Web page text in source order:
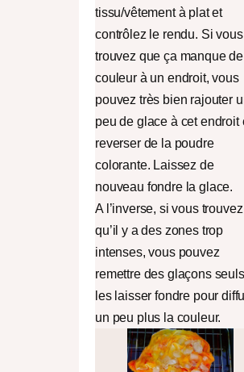
tissu/vêtement à plat et
contrôlez le rendu. Si vous
trouvez que ça manque de
couleur à un endroit, vous
pouvez très bien rajouter
peu de glace à cet endroit
reverser de la poudre
colorante. Laissez de
nouveau fondre la glace.
A l’inverse, si vous trouvez
qu’il y a des zones trop
intenses, vous pouvez
remettre des glaçons
les laisser fondre pour
un peu plus la couleur.